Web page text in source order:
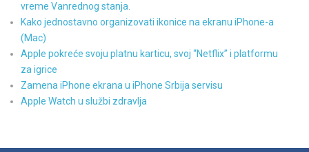
vreme Vanrednog stanja.
Kako jednostavno organizovati ikonice na ekranu iPhone-a
(Mac)
Apple pokreće svoju platnu karticu, svoj “Netflix” i platformu
za igrice
Zamena iPhone ekrana u iPhone Srbija servisu
Apple Watch u službi zdravlja